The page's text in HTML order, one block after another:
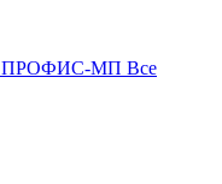
ПРОФИС-МП Все